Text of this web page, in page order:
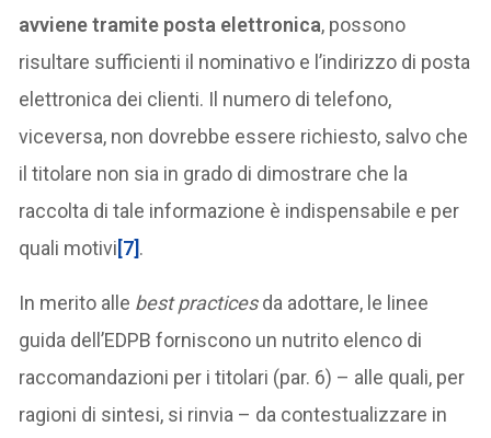
avviene tramite posta elettronica, possono
risultare sufficienti il nominativo e l’indirizzo di posta
elettronica dei clienti. Il numero di telefono,
viceversa, non dovrebbe essere richiesto, salvo che
il titolare non sia in grado di dimostrare che la
raccolta di tale informazione è indispensabile e per
quali motivi[7].
In merito alle best practicesda adottare, le linee
guida dell’EDPB forniscono un nutrito elenco di
raccomandazioni per i titolari (par. 6) – alle quali, per
ragioni di sintesi, si rinvia – da contestualizzare in